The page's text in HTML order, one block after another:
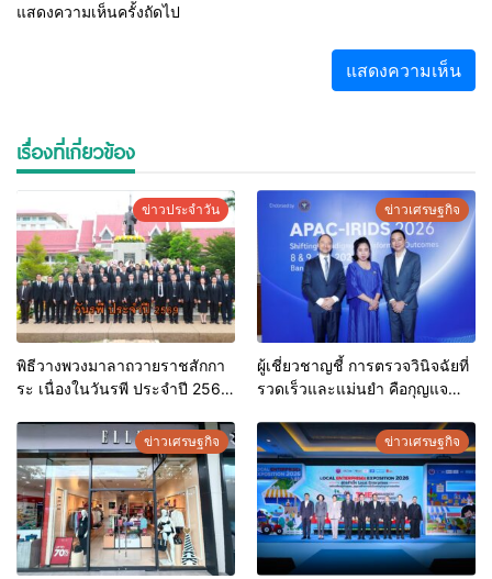
แสดงความเห็นครั้งถัดไป
เรื่องที่เกี่ยวข้อง
ข่าวประจำวัน
พิธีวางพวงมาลาถวายราชสักกา
ระ เนื่องในวันรพี ประจำปี 2569
เพื่อเชื่อมความสัมพันธ์อันดีของ
หน่วยงานในกระบวนการ
ยุติธรรม
ข่าวเศรษฐกิจ
ผู้เชี่ยวชาญชี้ การตรวจวินิจฉัยที่
รวดเร็วและแม่นยำ คือกุญแจ
ประเทศไทย
ข่าวเศรษฐกิจ ข่าวเศรษฐกิจ